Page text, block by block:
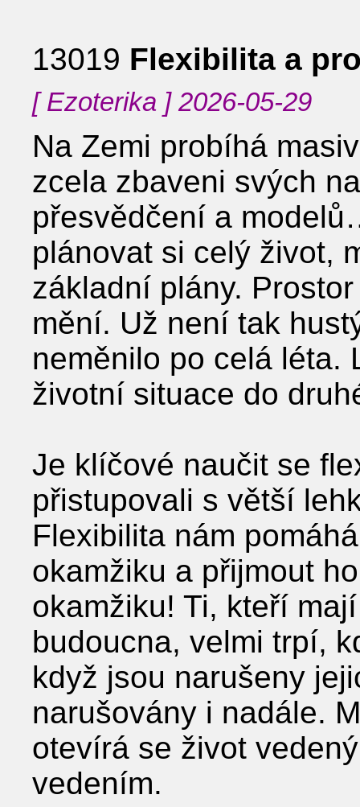
13019 Flexibilita a
[ Ezoterika ] 2026-05-29
Na Zemi probíhá
zcela zbaveni svých
přesvědčení a
plánovat si celý život,
základní plány.
mění. Už není tak
neměnilo po celá léta.
životní situace do
Je klíčové naučit se
přistupovali s větší
Flexibilita nám
okamžiku a přijmout
okamžiku! Ti, kteří
budoucna, velmi trpí,
když jsou narušeny
narušovány i nadále.
otevírá se život
vedením.